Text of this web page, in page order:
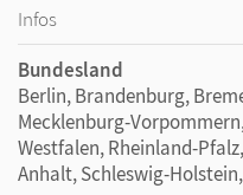
Infos
Bundesland
Berlin, Brandenburg,
Mecklenburg-
Westfalen, Rheinland-
Anhalt, Schleswig-